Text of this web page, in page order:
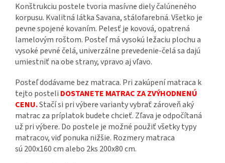
Konštrukciu postele tvoria masívne diely čalúneného
korpusu. Kvalitná látka Savana, stálofarebná. Všetko je
pevne spojené kovaním. Pelesť je kovová, opatrená
lamelovým roštom. Posteľ má vysokú ležaciu plochu a
vysoké pevné čelá, univerzálne prevedenie-čelá sa dajú
umiestniť na obe strany, vpravo aj vľavo.
Posteľ dodávame bez matraca. Pri zakúpení matraca k
tejto posteli DOSTANETE MATRAC ZA ZVÝHODNENÚ
CENU.Stačí si pri výbere varianty vybrať zároveň aký
matrac za príplatok budete chcieť. Zľava je odpočítaná
už pri výbere. Do postele je možné použiť všetky typy
matracov, viď ponuka nižšie. Rozmery matraca
sú 200x160 cm alebo 2ks 200x80 cm.